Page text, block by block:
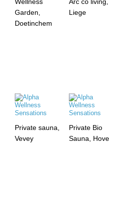
Garden,
Doetinchem
Liege
Private sauna,
Vevey
Private Bio
Sauna, Hove